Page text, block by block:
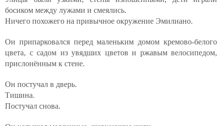
босиком между лужами и смеялись.
Ничего похожего на привычное окружение Эмилиано.
Он припарковался перед маленьким домом кремово-белого
цвета, с садом из увядших цветов и ржавым велосипедом,
прислонённым к стене.
Он постучал в дверь.
Тишина.
Постучал снова.